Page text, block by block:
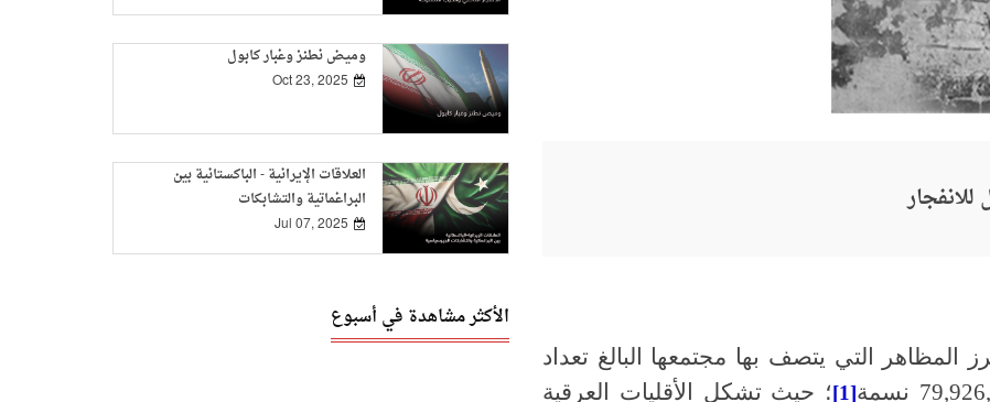
للانفجار
المظاهر التي يتصف بها مجتمعها البالغ تعداد
[1]
؛ حيث تشكل الأقليات العرقية
وميض نطنز وغبار كابول
Oct 23, 2025
العلاقات الإيرانية - الباكستانية بين
البراغماتية والتشابكات
الجيوسياسية
Jul 07, 2025
الأكثر مشاهدة في أسبوع